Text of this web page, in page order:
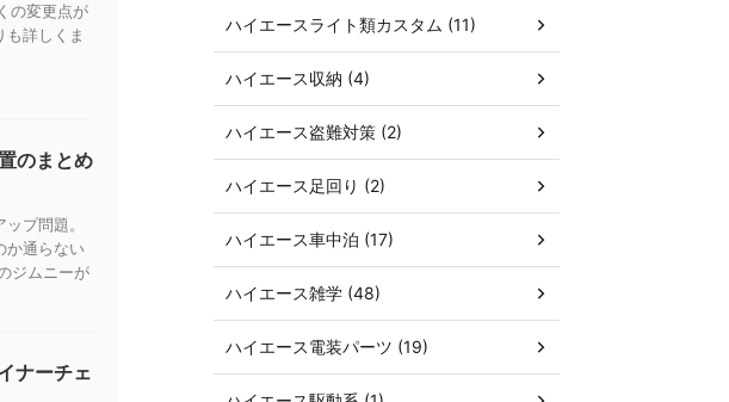
の変更点が
詳しくま
のまとめ
プ問題。
か通らない
ジムニーが
ナーチェ
ハイエースライト類カスタム (11)
ハイエース収納 (4)
ハイエース盗難対策 (2)
ハイエース足回り (2)
ハイエース車中泊 (17)
ハイエース雑学 (48)
ハイエース電装パーツ (19)